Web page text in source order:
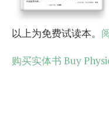
以上为免费试读本。
购买实体书 Buy